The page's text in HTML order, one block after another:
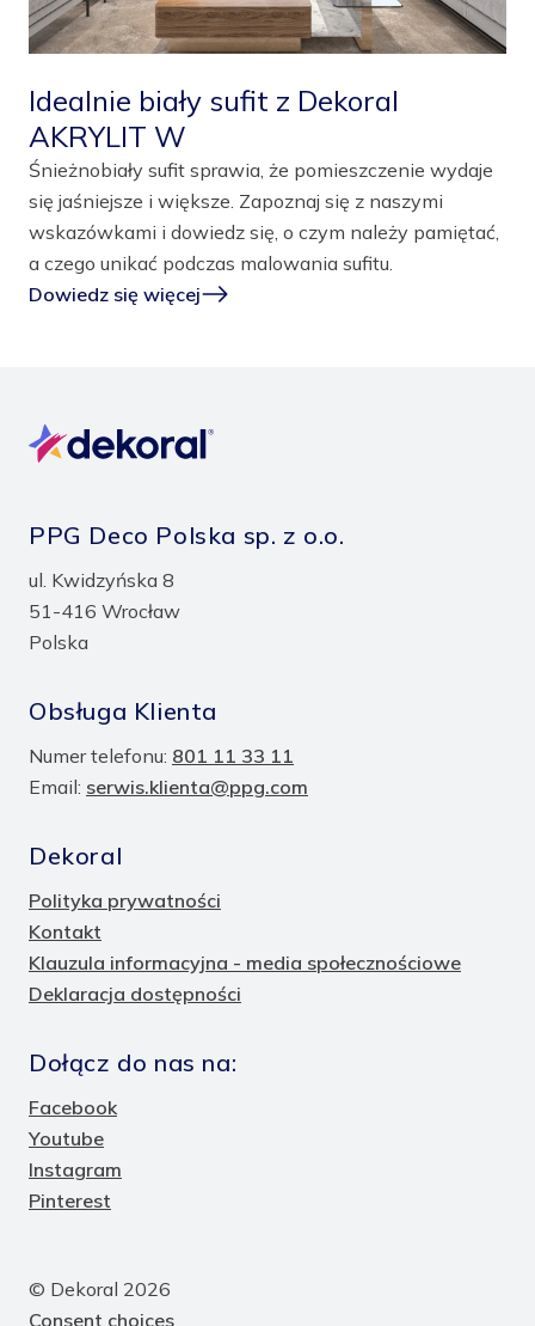
Idealnie biały sufit z Dekoral
AKRYLIT W
Śnieżnobiały sufit sprawia, że pomieszczenie wydaje
się jaśniejsze i większe. Zapoznaj się z naszymi
wskazówkami i dowiedz się, o czym należy pamiętać,
a czego unikać podczas malowania sufitu.
Dowiedz się więcej
PPG Deco Polska sp. z o.o.
ul. Kwidzyńska 8
51-416 Wrocław
Polska
Obsługa Klienta
Numer telefonu: 801 11 33 11
Email: serwis.klienta@ppg.com
Dekoral
Polityka prywatności
Kontakt
Klauzula informacyjna - media społecznościowe
Deklaracja dostępności
Dołącz do nas na:
Facebook
Youtube
Instagram
Pinterest
© Dekoral 2026
Consent choices